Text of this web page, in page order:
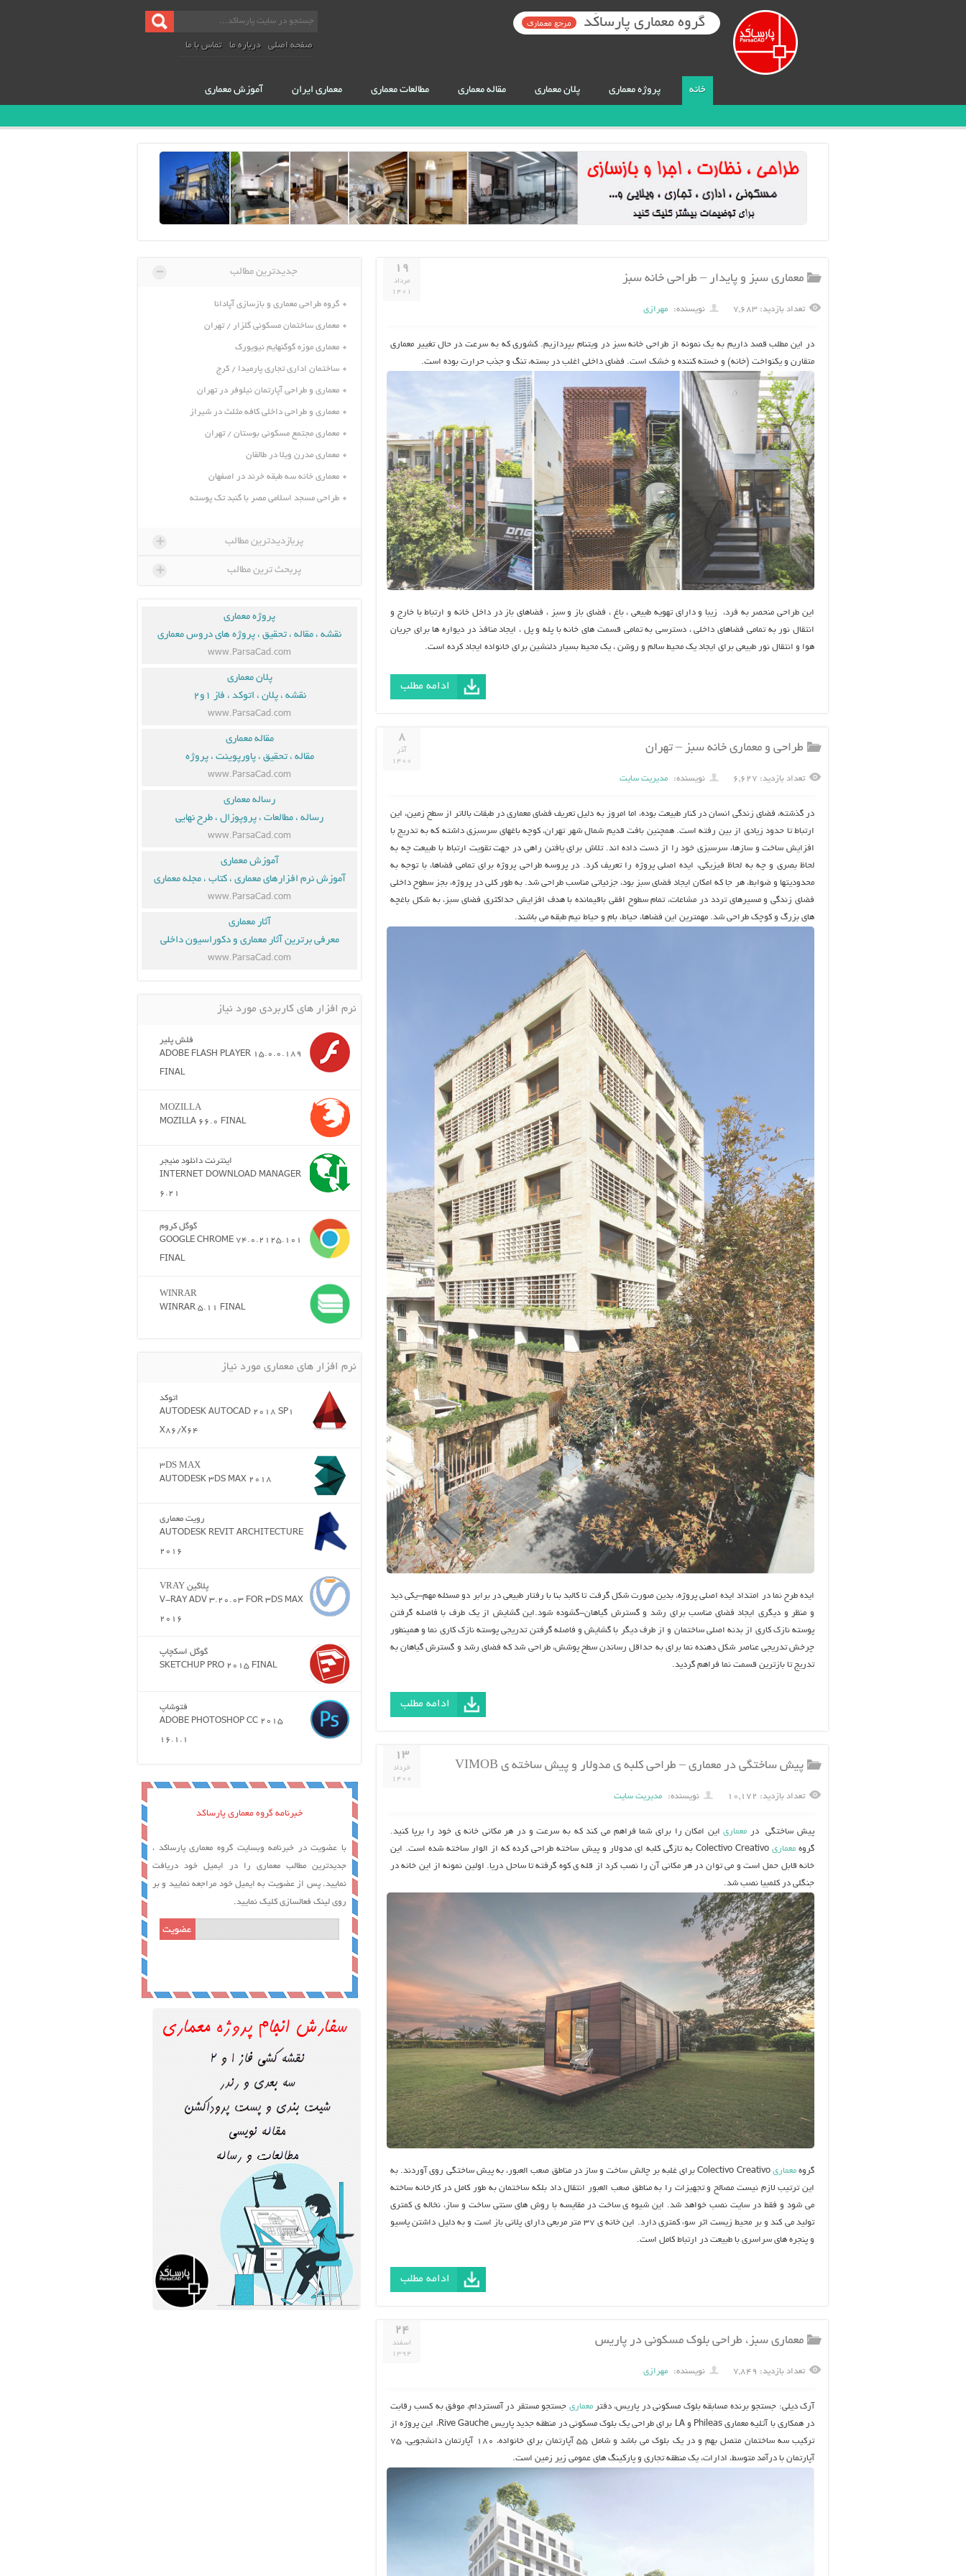
صفحه اصلی درباره ما تماس با ما
خانه پروژه معماری پلان معماری مقاله معماری مطالعات معماری معماری ایران آموزش معماری
گروه معماری پارساکَد مرجع معماری
۱۹
مرداد
۱۴۰۱
معماری سبز و پایدار – طراحی خانه سبز
تعداد بازدید: ۷,۶۸۳ نویسنده: مهرازی
در این مطلب قصد داریم به یک نمونه از طراحی خانه سبز در ویتنام بپردازیم. کشوری که به سرعت در حال تغییر معماری
متقارن و یکنواخت (خانه) و خسته کننده و خشک است. فضای داخلی اغلب در بسته، تنگ و جذب حرارت بوده است.
این طراحی منحصر به فرد، زیبا و دارای تهویه طبیعی ، باغ ، فضای باز و سبز ، فضاهای باز در داخل خانه و ارتباط با خارج و
انتقال نور به تمامی فضاهای داخلی ، دسترسی به تمامی قسمت های خانه با پله و پل ، ایجاد منافذ در دیواره ها برای جریان
هوا و انتقال نور طبیعی برای ایجاد یک محیط سالم و روشن ، یک محیط بسیار دلنشین برای خانواده ایجاد کرده است.
ادامه مطلب
۸
آذر
۱۴۰۰
طراحی و معماری خانه سبز – تهران
تعداد بازدید: ۶,۶۲۷ نویسنده: مدیریت سایت
در گذشته، فضای زندگی انسان در کنار طبیعت بوده، اما امروز به دلیل تعریف فضای معماری در طبقات بالاتر از سطح زمین، این
ارتباط تا حدود زیادی از بین رفته است. همچنین بافت قدیم شمال شهر تهران، کوچه باغهای سرسبزی داشته که به تدریج با
افزایش ساخت و سازها، سرسبزی خود را از دست داده اند. تلاش برای یافتن راهی در جهت تقویت ارتباط با طبیعت چه به
لحاظ بصری و چه به لحاظ فیزیکی، ایده اصلی پروژه را تعریف کرد. در پروسه طراحی پروژه برای تمامی فضاها، با توجه به
محدودیتها و ضوابط، هر جا که امکان ایجاد فضای سبز بود، جزئیاتی مناسب طراحی شد. به طور کلی در پروژه، بجز سطوح داخلی
فضای زندگی و مسیرهای تردد در مشاعات، تمام سطوح افقی باقیمانده با هدف افزایش حداکثری فضای سبز، به شکل باغچه
های بزرگ و کوچک طراحی شد. مهمترین این فضاها، حیاط، بام و حیاط نیم طبقه می باشند.
ایده طرح نما در امتداد ایده اصلی پروژه، بدین صورت شکل گرفت تا کالبد بنا با رفتار طبیعی در برابر دو مسئله مهم-یکی دید
و منظر و دیگری ایجاد فضای مناسب برای رشد و گسترش گیاهان-گشوده شود.این گشایش از یک طرف با فاصله گرفتن
پوسته نازک کاری از بدنه اصلی ساختمان و از طرف دیگر با گشایش و فاصله گرفتن تدریجی پوسته نازک کاری نما و همینطور
چرخش تدریجی عناصر شکل دهنده نما برای به حداقل رساندن سطح پوشش، طراحی شد که فضای رشد و گسترش گیاهان به
تدریج تا بازترین قسمت نما فراهم گردید.
ادامه مطلب
۱۳
خرداد
۱۴۰۰
پیش ساختگی در معماری – طراحی کلبه ی مدولار و پیش ساخته ی VIMOB
تعداد بازدید: ۱۰,۱۷۲ نویسنده: مدیریت سایت
پیش ساختگی در معماریاین امکان را برای شما فراهم می کند که به سرعت و در هر مکانی خانه ی خود را برپا کنید.
گروهمعماری Colectivo Creativo به تازگی کلبه ای مدولار و پیش ساخته طراحی کرده که از الوار ساخته شده است. این
خانه قابل حمل است و می توان در هر مکانی آن را نصب کرد از قله ی کوه گرفته تا ساحل دریا. اولین نمونه از این خانه در
جنگلی در کلمبیا نصب شد.
گروهمعماری Colectivo Creativoبرای غلبه بر چالش ساخت و ساز در مناطق صعب العبور، به پیش ساختگی روی آوردند. به
این ترتیب لازم نیست مصالح و تجهیزات را به مناطق صعب العبور انتقال داد بلکه ساختمان به طور کامل در کارخانه ساخته
می شود و فقط در سایت نصب خواهد شد. این شیوه ی ساخت در مقایسه با روش های سنتی ساخت و ساز، نخاله ی کمتری
تولید می کند و بر محیط زیست اثر سوء کمتری دارد. این خانه ی ۳۷ متر مربعی دارای پلانی باز است و به دلیل داشتن پاسیو
و پنجره های سراسری با طبیعت در ارتباط کامل است.
ادامه مطلب
۲۴
اسفند
۱۳۹۴
معماری سبز، طراحی بلوک مسکونی در پاریس
تعداد بازدید: ۷,۸۴۹ نویسنده: مهرازی
آرک دیلی: جستجو برنده مسابقه بلوک مسکونی در پاریس، دفترمعماری جستجو مستقر در آمستردام، موفق به کسب رقابت
در همکاری با آتلیه معماری Phileas و LA برای طراحی یک بلوک مسکونی در منطقه جدید پاریس Rive Gauche، این پروژه از
ترکیب سه ساختمان متصل بهم و در یک بلوک می باشد و شامل 55 آپارتمان برای خانواده، 180 آپارتمان دانشجویی، 75
آپارتمان با درآمد متوسط، ادارات، یک منطقه تجاری و پارکینگ های عمومی زیر زمین است.
جدیدترین مطالب -
گروه طراحی معماری و بازسازی آپادانا
معماری ساختمان مسکونی گلزار / تهران
معماری موزه گوگنهایم نیویورک
ساختمان اداری تجاری پارمیدا / کرج
معماری و طراحی آپارتمان نیلوفر در تهران
معماری و طراحی داخلی کافه مثلث در شیراز
معماری مجتمع مسکونی بوستان / تهران
معماری مدرن ویلا در طالقان
معماری خانه سه طبقه خرند در اصفهان
طراحی مسجد اسلامی مصر با گنبد تک پوسته
پربازدیدترین مطالب +
پربحث ترین مطالب +
پروژه معماری
نقشه ، مقاله ، تحقیق ، پروژه های دروس معماری
www.ParsaCad.com
پلان معماری
نقشه ، پلان ، اتوکد ، فاز ۱و۲
www.ParsaCad.com
مقاله معماری
مقاله ، تحقیق ، پاورپوینت ، پروژه
www.ParsaCad.com
رساله معماری
رساله ، مطالعات ، پروپوزال ، طرح نهایی
www.ParsaCad.com
آموزش معماری
آموزش نرم افزارهای معماری ، کتاب ، مجله معماری
www.ParsaCad.com
آثار معماری
معرفی برترین آثار معماری و دکوراسیون داخلی
www.ParsaCad.com
نرم افزار های کاربردی مورد نیاز
فلش پلیر
ADOBE FLASH PLAYER 15.0.0.189
FINAL
MOZILLA
MOZILLA 66.0 FINAL
اینترنت دانلود منیجر
INTERNET DOWNLOAD MANAGER
6.21
گوگل کروم
GOOGLE CHROME 74.0.2125.101
FINAL
WINRAR
WINRAR 5.11 FINAL
نرم افزار های معماری مورد نیاز
اتوکد
AUTODESK AUTOCAD 2018 SP1
X86/X64
3DS MAX
AUTODESK 3DS MAX 2018
رویت معماری
AUTODESK REVIT ARCHITECTURE
2016
پلاگین VRAY
V-RAY ADV 3.20.03 FOR 3DS MAX
2016
گوگل اسکچاپ
SKETCHUP PRO 2015 FINAL
فتوشاپ
ADOBE PHOTOSHOP CC 2015
16.1.1
خبرنامه گروه معماری پارساکد
با عضویت در خبرنامه وبسایت گروه معماری پارساکد ،
جدیدترین مطالب معماری را در ایمیل خود دریافت
نمایید. پس از عضویت به ایمیل خود مراجعه نمایید و بر
روی لینک فعالسازی کلیک نمایید.